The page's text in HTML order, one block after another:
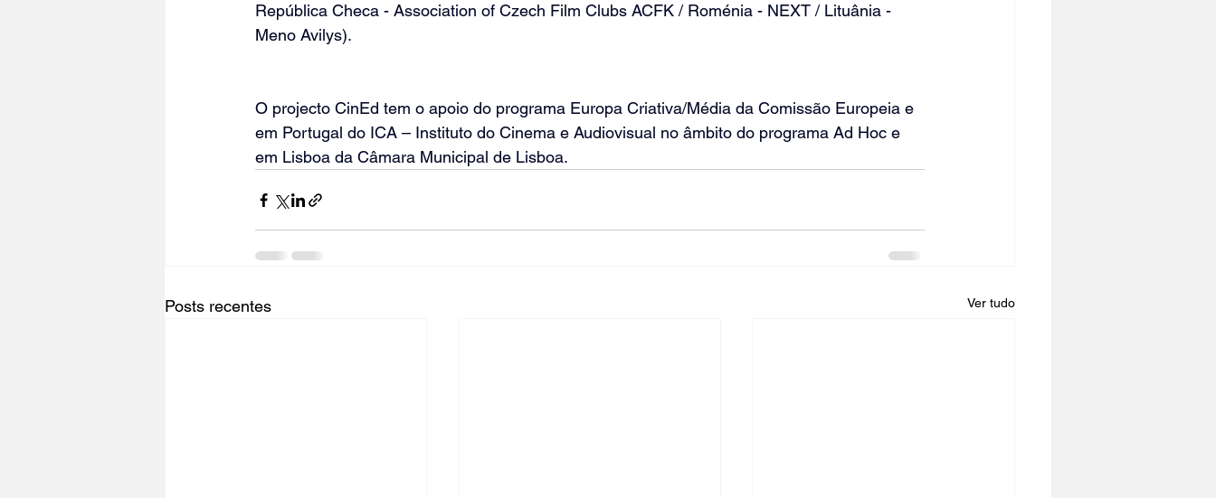
República Checa - Association of Czech Film Clubs ACFK / Roménia - NEXT / Lituânia -
Meno Avilys).
O projecto CinEd tem o apoio do programa Europa Criativa/Média da Comissão Europeia e
em Portugal do ICA – Instituto do Cinema e Audiovisual no âmbito do programa Ad Hoc e
em Lisboa da Câmara Municipal de Lisboa.
Posts recentes Ver tudo